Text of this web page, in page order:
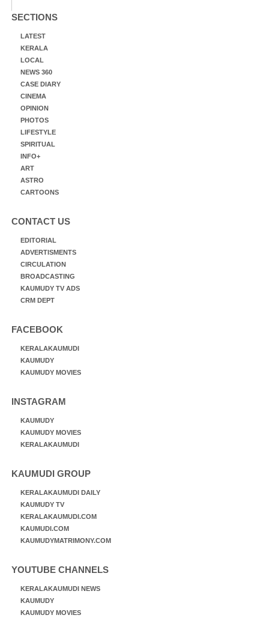
SECTIONS
LATEST
KERALA
LOCAL
NEWS 360
CASE DIARY
CINEMA
OPINION
PHOTOS
LIFESTYLE
SPIRITUAL
INFO+
ART
ASTRO
CARTOONS
CONTACT US
EDITORIAL
ADVERTISMENTS
CIRCULATION
BROADCASTING
KAUMUDY TV ADS
CRM DEPT
FACEBOOK
KERALAKAUMUDI
KAUMUDY
KAUMUDY MOVIES
INSTAGRAM
KAUMUDY
KAUMUDY MOVIES
KERALAKAUMUDI
KAUMUDI GROUP
KERALAKAUMUDI DAILY
KAUMUDY TV
KERALAKAUMUDI.COM
KAUMUDI.COM
KAUMUDYMATRIMONY.COM
YOUTUBE CHANNELS
KERALAKAUMUDI NEWS
KAUMUDY
KAUMUDY MOVIES